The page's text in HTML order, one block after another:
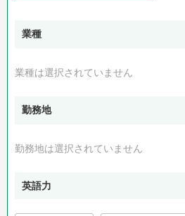
業種
業種は選択されていません
勤務地
勤務地は選択されていません
英語力